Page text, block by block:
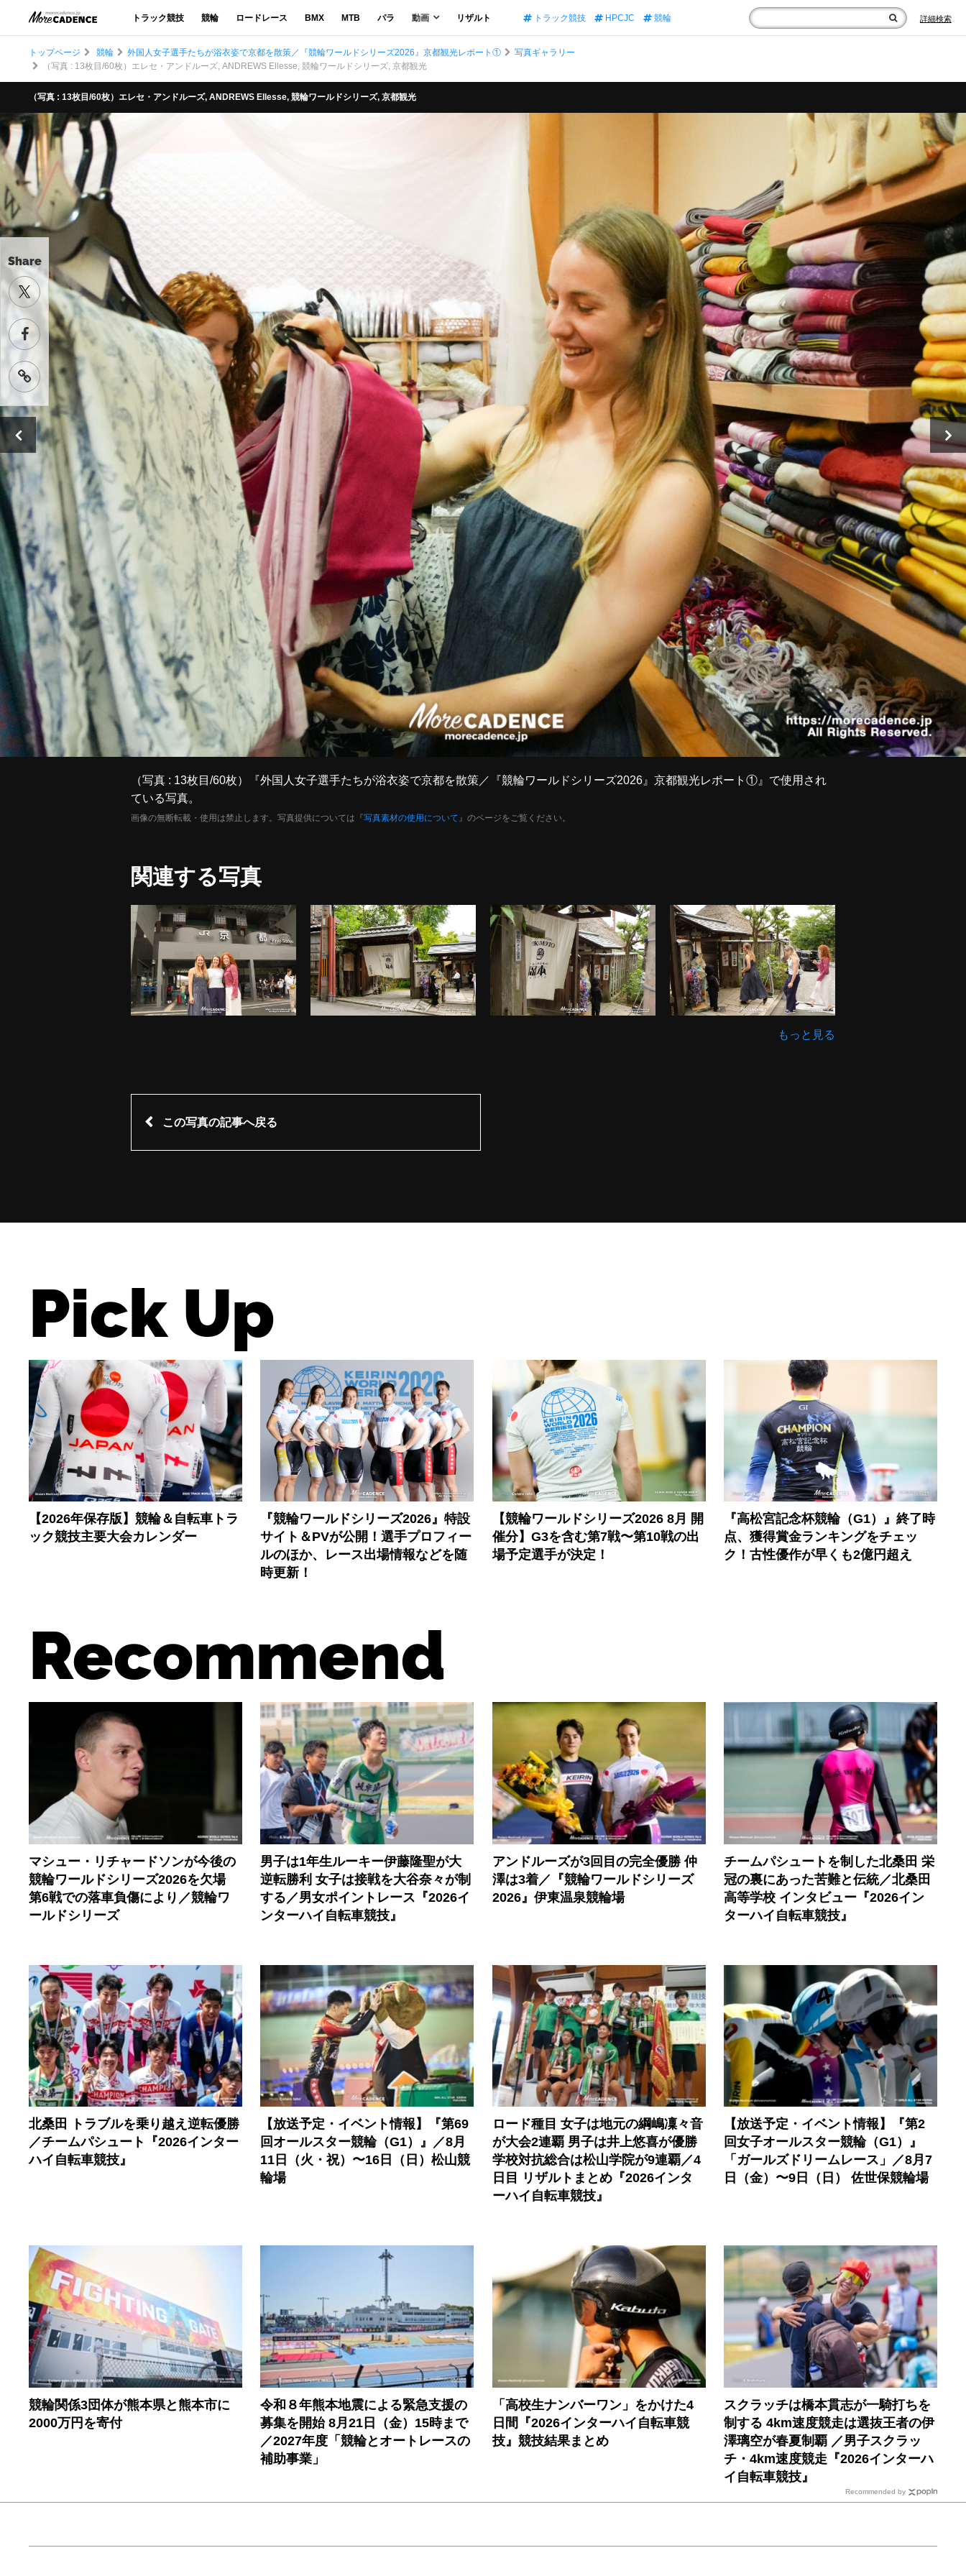
トラック競技 競輪 ロードレース BMX MTB パラ 動画 リザルト トラック競技 HPCJC 競輪 詳細検索
Share
トップページ 競輪 外国人女子選手たちが浴衣姿で京都を散策／『競輪ワールドシリーズ2026』京都観光レポート①
写真ギャラリー
（写真 : 13枚目/60枚）エレセ・アンドルーズ, ANDREWS Ellesse, 競輪ワールドシリーズ, 京都観光
（写真 : 13枚目/60枚）エレセ・アンドルーズ, ANDREWS Ellesse, 競輪ワールドシリーズ, 京都観光
（写真 : 13枚目/60枚）『外国人女子選手たちが浴衣姿で京都を散策／『競輪ワールドシリーズ2026』京都観光レポート①』で使用され
ている写真。
画像の無断転載・使用は禁止します。写真提供については『写真素材の使用について 』のページをご覧ください。
関連する写真
もっと見る
この写真の記事へ戻る
Pick Up
【2026年保存版】競輪＆自転車トラ
ック競技主要大会カレンダー
『競輪ワールドシリーズ2026』特設
サイト＆PVが公開！選手プロフィー
ルのほか、レース出場情報などを随
時更新！
【競輪ワールドシリーズ2026 8月 開
催分】G3を含む第7戦〜第10戦の出
場予定選手が決定！
『高松宮記念杯競輪（G1）』終了時
点、獲得賞金ランキングをチェッ
ク！古性優作が早くも2億円超え
Recommend
マシュー・リチャードソンが今後の
競輪ワールドシリーズ2026を欠場
第6戦での落車負傷により／競輪ワ
ールドシリーズ
男子は1年生ルーキー伊藤隆聖が大
逆転勝利 女子は接戦を大谷奈々が制
する／男女ポイントレース『2026イ
ンターハイ自転車競技』
アンドルーズが3回目の完全優勝 仲
澤は3着／『競輪ワールドシリーズ
2026』伊東温泉競輪場
チームパシュートを制した北桑田 栄
冠の裏にあった苦難と伝統／北桑田
高等学校 インタビュー『2026イン
ターハイ自転車競技』
北桑田 トラブルを乗り越え逆転優勝
／チームパシュート『2026インター
ハイ自転車競技』
【放送予定・イベント情報】『第69
回オールスター競輪（G1）』／8月
11日（火・祝）〜16日（日）松山競
輪場
ロード種目 女子は地元の綱嶋凜々音
が大会2連覇 男子は井上悠喜が優勝
学校対抗総合は松山学院が9連覇／4
日目 リザルトまとめ『2026インタ
ーハイ自転車競技』
【放送予定・イベント情報】『第2
回女子オールスター競輪（G1）』
「ガールズドリームレース」／8月7
日（金）〜9日（日） 佐世保競輪場
競輪関係3団体が熊本県と熊本市に
2000万円を寄付
令和８年熊本地震による緊急支援の
募集を開始 8月21日（金）15時まで
／2027年度「競輪とオートレースの
補助事業」
「高校生ナンバーワン」をかけた4
日間『2026インターハイ自転車競
技』競技結果まとめ
スクラッチは橋本貫志が一騎打ちを
制する 4km速度競走は選抜王者の伊
澤璃空が春夏制覇 ／男子スクラッ
チ・4km速度競走『2026インターハ
イ自転車競技』
Recommended by